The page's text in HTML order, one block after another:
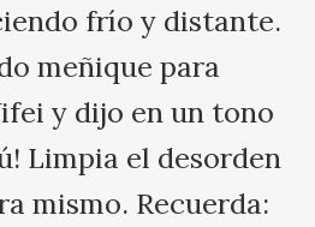
frío y distante.
meñique para
y dijo en un tono
Limpia el desorden
mismo. Recuerda: